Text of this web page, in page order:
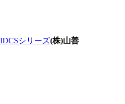
シリーズ(株)山善